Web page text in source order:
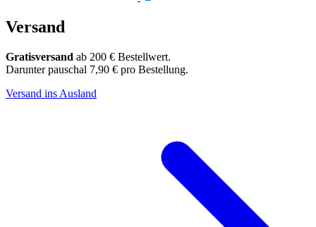
Versand
Gratisversand ab 200 € Bestellwert.
Darunter pauschal 7,90 € pro Bestellung.
Versand ins Ausland